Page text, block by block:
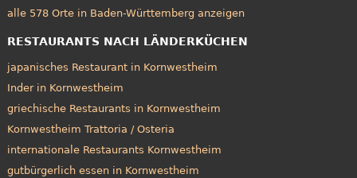
alle 578 Orte in Baden-Württemberg anzeigen
RESTAURANTS NACH LÄNDERKÜCHEN
japanisches Restaurant in Kornwestheim
Inder in Kornwestheim
griechische Restaurants in Kornwestheim
Kornwestheim Trattoria / Osteria
internationale Restaurants Kornwestheim
gutbürgerlich essen in Kornwestheim